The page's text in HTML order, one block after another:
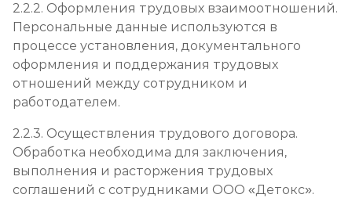
2.2.2. Оформления трудовых взаимоотношений.
Персональные данные используются в
процессе установления, документального
оформления и поддержания трудовых
отношений между сотрудником и
работодателем.
2.2.3. Осуществления трудового договора.
Обработка необходима для заключения,
выполнения и расторжения трудовых
соглашений с сотрудниками ООО «Детокс».